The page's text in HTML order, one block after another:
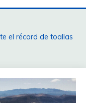
el récord de toallas